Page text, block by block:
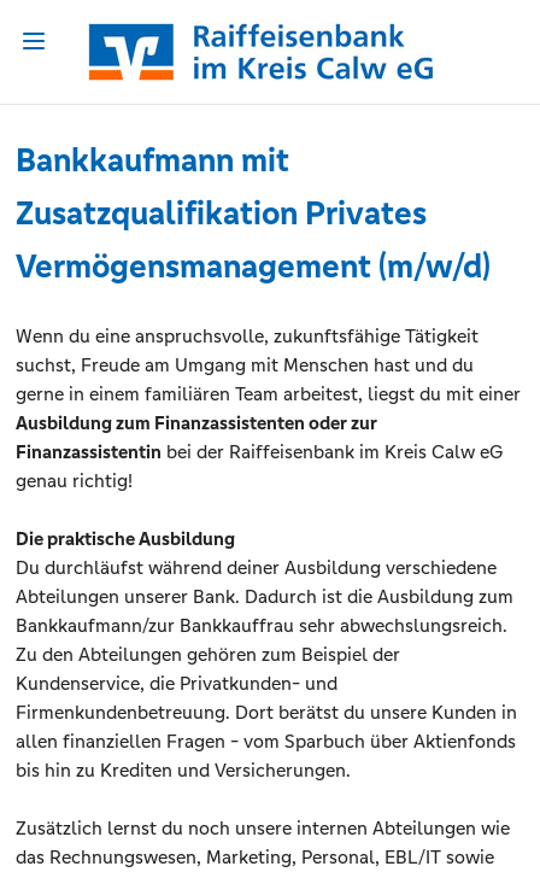
Bankkaufmann mit
Zusatzqualifikation Privates
Vermögensmanagement (m/w/d)
Wenn du eine anspruchsvolle, zukunftsfähige Tätigkeit
suchst, Freude am Umgang mit Menschen hast und du
gerne in einem familiären Team arbeitest, liegst du mit einer
Ausbildung zum Finanzassistenten oder zur
Finanzassistentin bei der Raiffeisenbank im Kreis Calw eG
genau richtig!
Die praktische Ausbildung
Du durchläufst während deiner Ausbildung verschiedene
Abteilungen unserer Bank. Dadurch ist die Ausbildung zum
Bankkaufmann/zur Bankkauffrau sehr abwechslungsreich.
Zu den Abteilungen gehören zum Beispiel der
Kundenservice, die Privatkunden- und
Firmenkundenbetreuung. Dort berätst du unsere Kunden in
allen finanziellen Fragen - vom Sparbuch über Aktienfonds
bis hin zu Krediten und Versicherungen.
Zusätzlich lernst du noch unsere internen Abteilungen wie
das Rechnungswesen, Marketing, Personal, EBL/IT sowie